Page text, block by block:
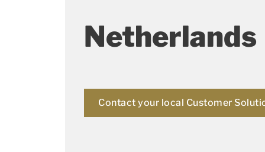
Netherlands
Contact your local Customer